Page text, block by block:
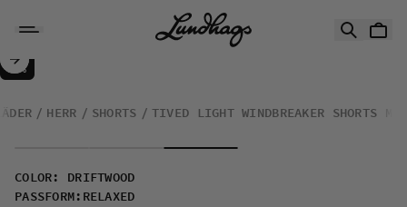
Tived Light Windbreaker Shorts M
REA:
30%
HERR SHORTS TIVED LIGHT WINDBREAKER SHORTS M
COLOR :
DRIFTWOOD
PASSFORM : RELAXED